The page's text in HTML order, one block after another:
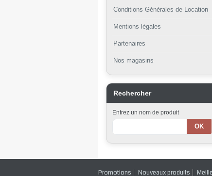
Conditions Générales de Location
Mentions légales
Partenaires
Nos magasins
Rechercher
Entrez un nom de produit
Promotions Nouveaux produits